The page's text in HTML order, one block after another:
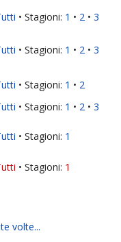
Stagioni: 1 2
3
Stagioni: 1 2
3
Stagioni: 1
2
Stagioni: 1 2
3
Stagioni: 1
Stagioni: 1
volte...